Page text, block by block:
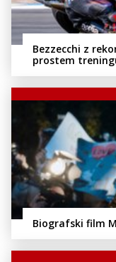
Bezzecchi z
prostem
Biografski film